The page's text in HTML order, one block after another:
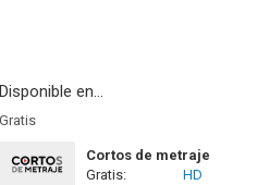
Disponible en...
Gratis
Cortos de metraje
Gratis:
HD